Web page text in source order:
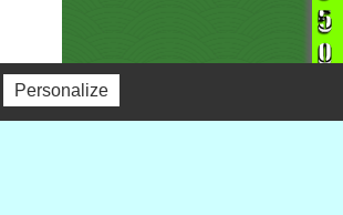
Personalize